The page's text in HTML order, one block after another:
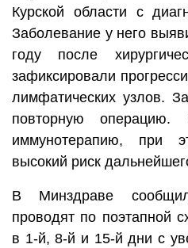
Курской области с
Заболевание у него
году после
зафиксировали
лимфатических узлов.
повторную операцию.
иммунотерапию, при
высокий риск
В Минздраве
проводят по поэтапной
в 1-й, 8-й и 15-й дни с